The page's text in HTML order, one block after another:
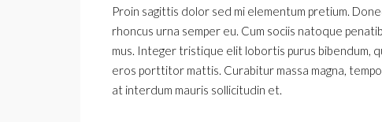
Proin sagittis dolor sed mi elementum pretium.
rhoncus urna semper eu. Cum sociis natoque
mus. Integer tristique elit lobortis purus bibendum,
eros porttitor mattis. Curabitur massa magna,
at interdum mauris sollicitudin et.